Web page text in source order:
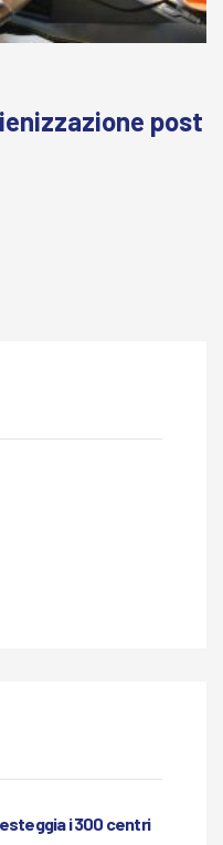
post
i 300 centri